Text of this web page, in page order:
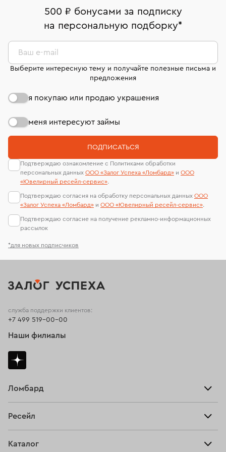
комиссионных украшений и часов смотрите на
странице«Возврат украшений»
Москва, ул. Грузинский Вал, д. 28/45
Срок бронирования украшения при самовывозе из
Оплата наличными или картой
Система быстрых платежей (по QR-коду)
В кредит от Т-Банка (до 50 000 руб., на 3–6 мес.)
номер (УИН)
На особо ценные изделия получены
сертификаты МГУ и других геммологических
лабораторий
500 ₽ бонусами за подписку
на персональную подборку*
*для новых подписчиков
Ваш e-mail
Выберите интересную тему и получайте полезные письма и
предложения
я покупаю или продаю украшения
меня интересуют займы
ПОДПИСАТЬСЯ
Подтверждаю ознакомление с Политиками обработки
персональных данных ООО «Залог Успеха «Ломбард» и ООО
«Ювелирный ресейл-сервиc».
Подтверждаю согласия на обработку персональных данных ООО
«Залог Успеха «Ломбард» и ООО «Ювелирный ресейл-сервиc».
Подтверждаю согласие на получение рекламно-информационных
рассылок
Ломбард
Тарифы
Ресейл
Каталог
служба поддержки клиентов:
+7 499 519-00-00
Наши филиалы